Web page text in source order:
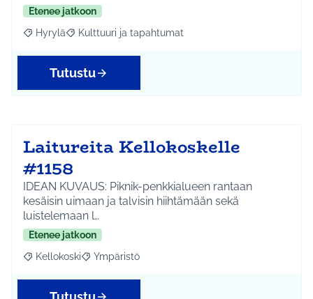
Etenee jatkoon
Rajaa tulokset aihepiirin mukaan: Hyrylä
Hyrylä Rajaa tulokset teeman mukaan: Kulttuuri ja
Kulttuuri ja tapahtumat
Tutustu
Laitureita Kellokoskelle
#1158
IDEAN KUVAUS: Piknik-penkkialueen rantaan
kesäisin uimaan ja talvisin hiihtämään sekä
luistelemaan l…
Etenee jatkoon
Rajaa tulokset aihepiirin mukaan: Kellokoski
Kellokoski Rajaa tulokset teeman mukaan: Ympäristö
Ympäristö